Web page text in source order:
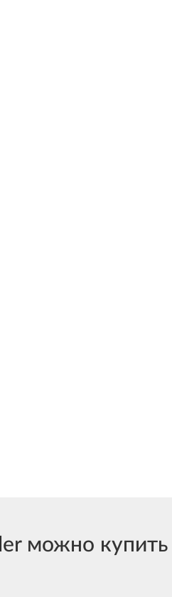
можно купить